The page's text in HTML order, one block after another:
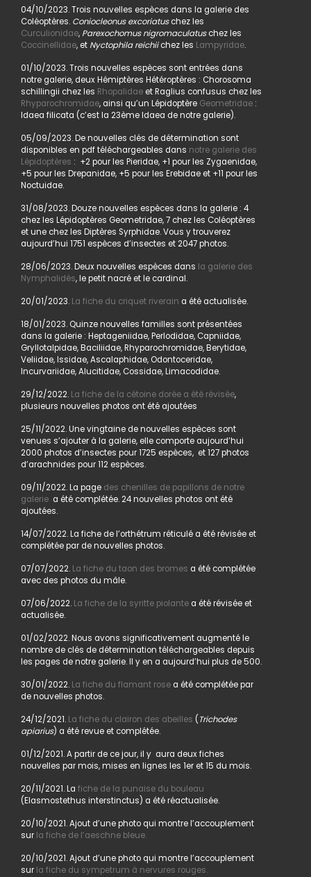
04/10/2023. Trois nouvelles espèces dans la galerie des
Coléoptères. Coniocleonus excoriatuschez les
Curculionidae, Parexochomus nigromaculatuschez les
Coccinellidae, et Nyctophila reichiichez les Lampyridae.
01/10/2023. Trois nouvelles espèces sont entrées dans
notre galerie, deux Hémiptères Hétéroptères : Chorosoma
schillingii chez les Rhopalidaeet Raglius confusus chez les
Rhyparochromidae, ainsi qu’un Lépidoptère Geometridae:
Idaea filicata (c’est la 23ème Idaea de notre galerie).
05/09/2023. De nouvelles clés de détermination sont
disponibles en pdf téléchargeables dans notre galerie des
Lépidoptères : +2 pour les Pieridae, +1 pour les Zygaenidae,
+5 pour les Drepanidae, +5 pour les Erebidae et +11 pour les
Noctuidae.
31/08/2023. Douze nouvelles espèces dans la galerie : 4
chez les Lépidoptères Geometridae, 7 chez les Coléoptères
et une chez les Diptères Syrphidae. Vous y trouverez
aujourd’hui 1751 espèces d’insectes et 2047 photos.
28/06/2023. Deux nouvelles espèces dans la galerie des
Nymphalidés, le petit nacré et le cardinal.
20/01/2023. La fiche du criquet riverain a été actualisée.
18/01/2023. Quinze nouvelles familles sont présentées
dans la galerie : Heptageniidae, Perlodidae, Capniidae,
Gryllotalpidae, Baciliidae, Rhyparochromidae, Berytidae,
Veliidae, Issidae, Ascalaphidae, Odontoceridae,
Incurvariidae, Alucitidae, Cossidae, Limacodidae.
29/12/2022. La fiche de la cétoine dorée a été révisée,
plusieurs nouvelles photos ont été ajoutées
25/11/2022. Une vingtaine de nouvelles espèces sont
venues s’ajouter à la galerie, elle comporte aujourd’hui
2000 photos d’insectes pour 1725 espèces, et 127 photos
d’arachnides pour 112 espèces.
09/11/2022. La page des chenilles de papillons de notre
galerie a été complétée. 24 nouvelles photos ont été
ajoutées.
14/07/2022. La fiche de l’orthétrum réticulé a été révisée et
complétée par de nouvelles photos.
07/07/2022. La fiche du taon des bromes a été complétée
avec des photos du mâle.
07/06/2022. La fiche de la syritte piolantea été révisée et
actualisée.
01/02/2022. Nous avons significativement augmenté le
nombre de clés de détermination téléchargeables depuis
les pages de notre galerie. Il y en a aujourd’hui plus de 500.
30/01/2022. La fiche du flamant rosea été complétée par
de nouvelles photos.
24/12/2021. La fiche du clairon des abeilles ( Trichodes
apiarius) a été revue et complétée.
01/12/2021. A partir de ce jour, il y aura deux fiches
nouvelles par mois, mises en lignes les 1er et 15 du mois.
20/11/2021. La fiche de la punaise du bouleau
(Elasmostethus interstinctus) a été réactualisée.
20/10/2021. Ajout d’une photo qui montre l’accouplement
sur la fiche de l’aeschne bleue.
20/10/2021. Ajout d’une photo qui montre l’accouplement
sur la fiche du sympetrum à nervures rouges.